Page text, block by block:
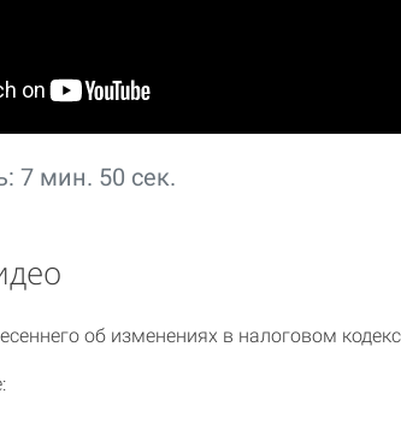
7 мин. 50 сек.
об изменениях в налоговом